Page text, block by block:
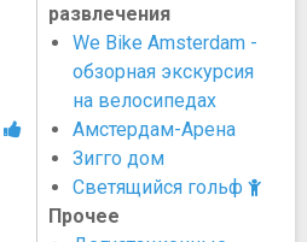
развлечения
We Bike Amsterdam -
обзорная экскурсия
на велосипедах
Амстердам-Арена
Зигго дом
Светящийся гольф
Прочее